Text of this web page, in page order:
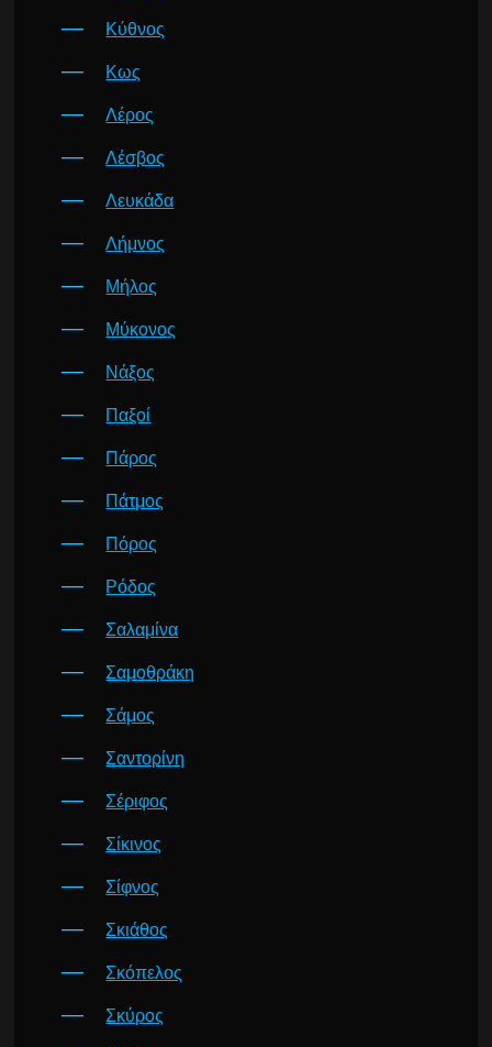
Κύθνος
Κως
Λέρος
Λέσβος
Λευκάδα
Λήμνος
Μήλος
Μύκονος
Νάξος
Παξοί
Πάρος
Πάτμος
Πόρος
Ρόδος
Σαλαμίνα
Σαμοθράκη
Σάμος
Σαντορίνη
Σέριφος
Σίκινος
Σίφνος
Σκιάθος
Σκόπελος
Σκύρος